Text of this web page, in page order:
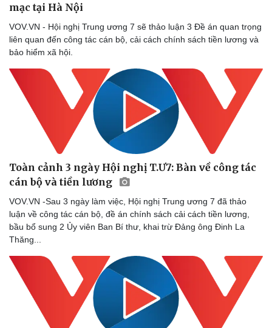
mạc tại Hà Nội
VOV.VN - Hội nghị Trung ương 7 sẽ thảo luận 3 Đề án quan trọng
liên quan đến công tác cán bộ, cải cách chính sách tiền lương và
bảo hiểm xã hội.
Toàn cảnh 3 ngày Hội nghị T.Ư7: Bàn về công tác
cán bộ và tiền lương
VOV.VN -Sau 3 ngày làm việc, Hội nghị Trung ương 7 đã thảo
luận về công tác cán bộ, đề án chính sách cải cách tiền lương,
bầu bổ sung 2 Ủy viên Ban Bí thư, khai trừ Đảng ông Đinh La
Thăng...